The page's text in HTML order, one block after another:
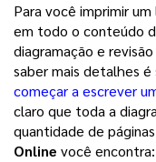
Para você imprimir
em todo o conteúdo
diagramação e
saber mais detalhes é
começar a escrever
claro que toda a
quantidade de
Online você encontra: